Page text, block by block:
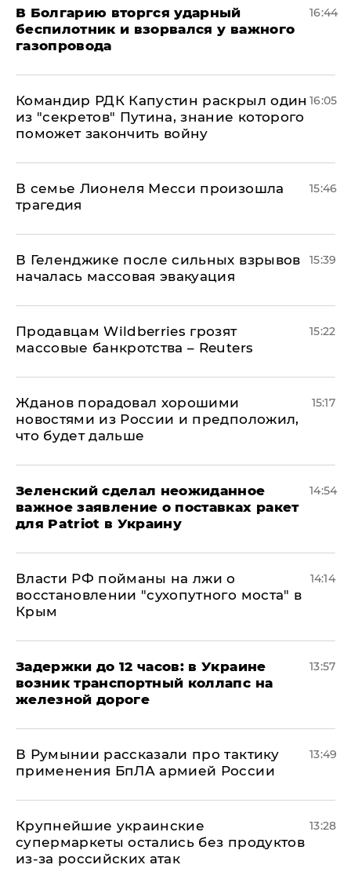
В Болгарию вторгся ударный
беспилотник и взорвался у важного
газопровода
16:44
Командир РДК Капустин раскрыл один
из "секретов" Путина, знание которого
поможет закончить войну
16:05
В семье Лионеля Месси произошла
трагедия
15:46
В Геленджике после сильных взрывов
началась массовая эвакуация
15:39
Продавцам Wildberries грозят
массовые банкротства – Reuters
15:22
Жданов порадовал хорошими
новостями из России и предположил,
что будет дальше
15:17
Зеленский сделал неожиданное
важное заявление о поставках ракет
для Patriot в Украину
14:54
Власти РФ пойманы на лжи о
восстановлении "сухопутного моста" в
Крым
14:14
Задержки до 12 часов: в Украине
возник транспортный коллапс на
железной дороге
13:57
В Румынии рассказали про тактику
применения БпЛА армией России
13:49
Крупнейшие украинские
супермаркеты остались без продуктов
из-за российских атак
13:28